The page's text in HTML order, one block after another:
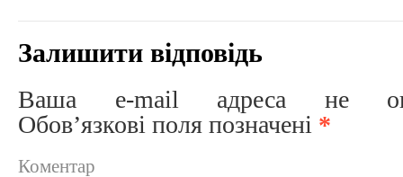
Залишити відповідь
Ваша e-mail адреса не
Обов’язкові поля позначені *
Коментар